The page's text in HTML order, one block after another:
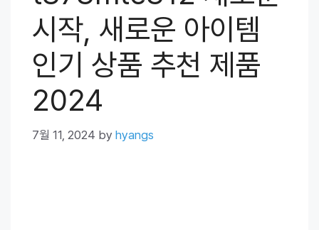
시작, 새로운 아이템
인기 상품 추천 제품
2024
7월 11, 2024 by hyangs